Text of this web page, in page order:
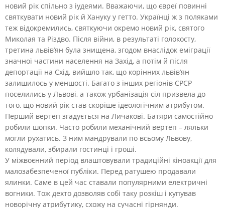
новий рік спільно з іудеями. Вважаючи, що євреї повинні
святкувати новий рік й Хануку у гетто. Українці ж з поляками
теж відокремились, святкуючи окремо новий рік, святого
Миколая та Різдво. Після війни, в результаті голокосту,
третина львів’ян була знищена, згодом внаслідок еміграції
значної частини населення на Захід, а потім й після
депортації на Схід, вийшло так, що корінних львів’ян
залишилось у меншості. Багато з інших регіонів СРСР
поселились у Львові, а також урбанізація сіл призвела до
того, що новий рік став скоріше ідеологічним атрибутом.
Перший вертеп згадується на Личакові. Батяри самостійно
робили шопки. Часто робили механічний вертеп – ляльки
могли рухатись. З ним мандрували по всьому Львову,
колядували, збирали гостинці і гроші.
У міжвоєнний період влаштовували традиційні кіноакції для
малозабезпеченої публіки. Перед ратушею продавали
ялинки. Саме в цей час ставали популярними електричні
вогники. Тож дехто дозволяв собі таку розкіш і купував
новорічну атрибутику, схожу на сучасні гірнянди.